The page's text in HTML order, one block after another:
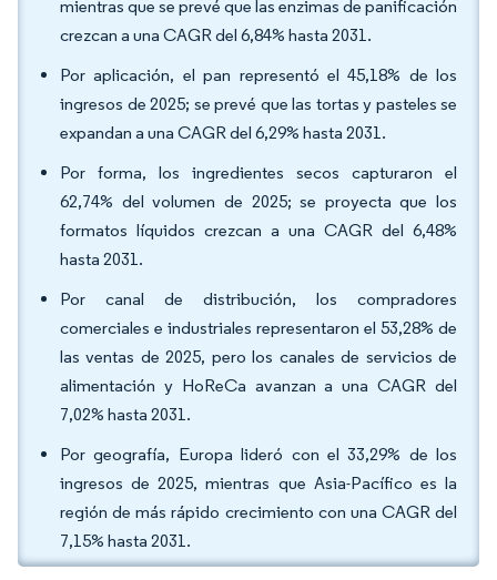
mientras que se prevé que las enzimas de panificación
crezcan a una CAGR del 6,84% hasta 2031.
Por aplicación, el pan representó el 45,18% de los
ingresos de 2025; se prevé que las tortas y pasteles se
expandan a una CAGR del 6,29% hasta 2031.
Por forma, los ingredientes secos capturaron el
62,74% del volumen de 2025; se proyecta que los
formatos líquidos crezcan a una CAGR del 6,48%
hasta 2031.
Por canal de distribución, los compradores
comerciales e industriales representaron el 53,28% de
las ventas de 2025, pero los canales de servicios de
alimentación y HoReCa avanzan a una CAGR del
7,02% hasta 2031.
Por geografía, Europa lideró con el 33,29% de los
ingresos de 2025, mientras que Asia-Pacífico es la
región de más rápido crecimiento con una CAGR del
7,15% hasta 2031.